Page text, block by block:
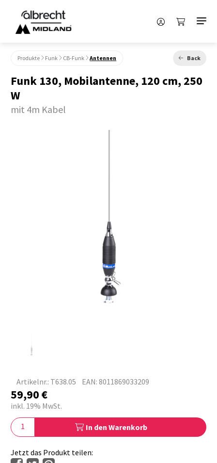
Produkte Funk CB-Funk Antennen Back
Funk 130, Mobilantenne, 120 cm, 250
W
mit 4m Kabel
Artikelnr.: T638.05 EAN: 8011869033209
59,90€
inkl. 19% MwSt.
In den Warenkorb
Jetzt das Produkt teilen: